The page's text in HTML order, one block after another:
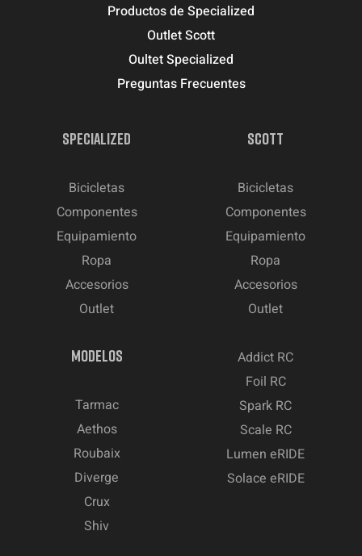
Productos de Specialized
Outlet Scott
Oultet Specialized
Preguntas Frecuentes
SPECIALIZED
Bicicletas
Componentes
Equipamiento
Ropa
Accesorios
Outlet
SCOTT
Bicicletas
Componentes
Equipamiento
Ropa
Accesorios
Outlet
MODELOS
Tarmac
Aethos
Roubaix
Diverge
Crux
Shiv
Addict RC
Foil RC
Spark RC
Scale RC
Lumen eRIDE
Solace eRIDE